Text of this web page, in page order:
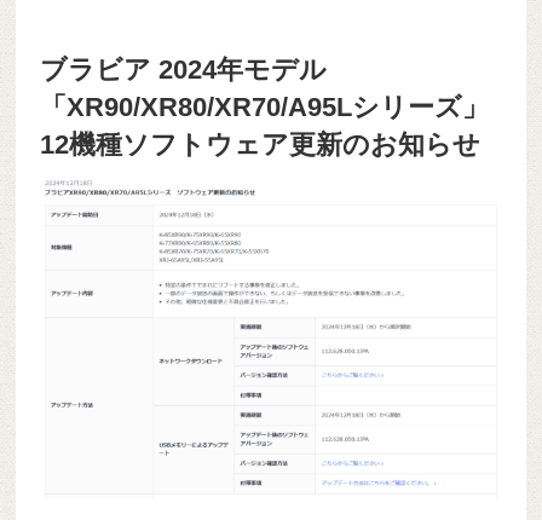
ブラビア 2024年モデル
「XR90/XR80/XR70/A95Lシリーズ」
12機種ソフトウェア更新のお知らせ